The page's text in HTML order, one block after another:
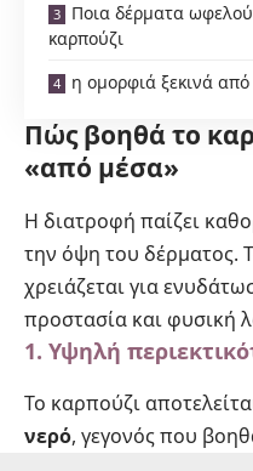
Ποια δέρματα
καρπούζι
η ομορφιά ξεκινά από
Πώς βοηθά το
«από μέσα»
Η διατροφή παίζει
την όψη του δέρματος.
χρειάζεται για
προστασία και φυσική
1. Υψηλή
Το καρπούζι
νερό, γεγονός που